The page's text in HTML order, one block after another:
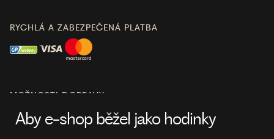
RYCHLÁ A ZABEZPEČENÁ PLATBA
MOŽNOSTI DOPRAVY
Aby e-shop běžel jako hodinky